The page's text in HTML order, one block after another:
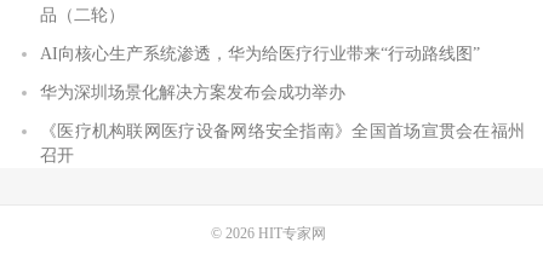
品（二轮）
AI向核心生产系统渗透，华为给医疗行业带来“行动路线图”
华为深圳场景化解决方案发布会成功举办
《医疗机构联网医疗设备网络安全指南》全国首场宣贯会在福州
召开
© 2026 HIT专家网